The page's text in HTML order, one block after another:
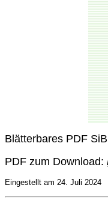
Blätterbares PDF
PDF zum Download:
Eingestellt am 24. Juli 2024